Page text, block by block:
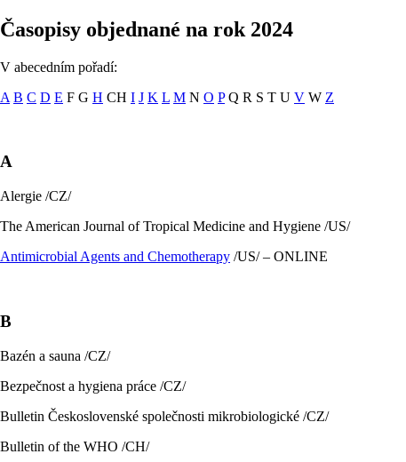
Časopisy objednané na rok 2024
V abecedním pořadí:
A B C D E F G H CH I J K L M N O PQ R S T U V W Z
A
Alergie /CZ/
The American Journal of Tropical Medicine and Hygiene /US/
Antimicrobial Agents and Chemotherapy /US/ – ONLINE
B
Bazén a sauna /CZ/
Bezpečnost a hygiena práce /CZ/
Bulletin Československé společnosti mikrobiologické /CZ/
Bulletin of the WHO /CH/